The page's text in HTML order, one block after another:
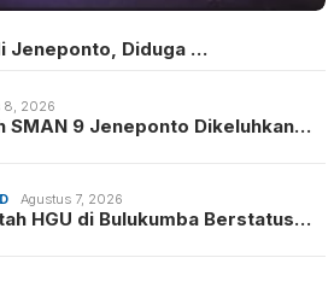
Jeneponto, Diduga …
8, 2026
SMAN 9 Jeneponto Dikeluhkan…
Agustus 7, 2026
HGU di Bulukumba Berstatus…